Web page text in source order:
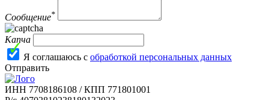
Сообщение*
Капча
Я соглашаюсь с обработкой персональных данных
Отправить
ИНН 7708186108 / КПП 771801001